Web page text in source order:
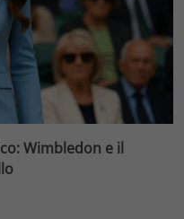
Wimbledon e il